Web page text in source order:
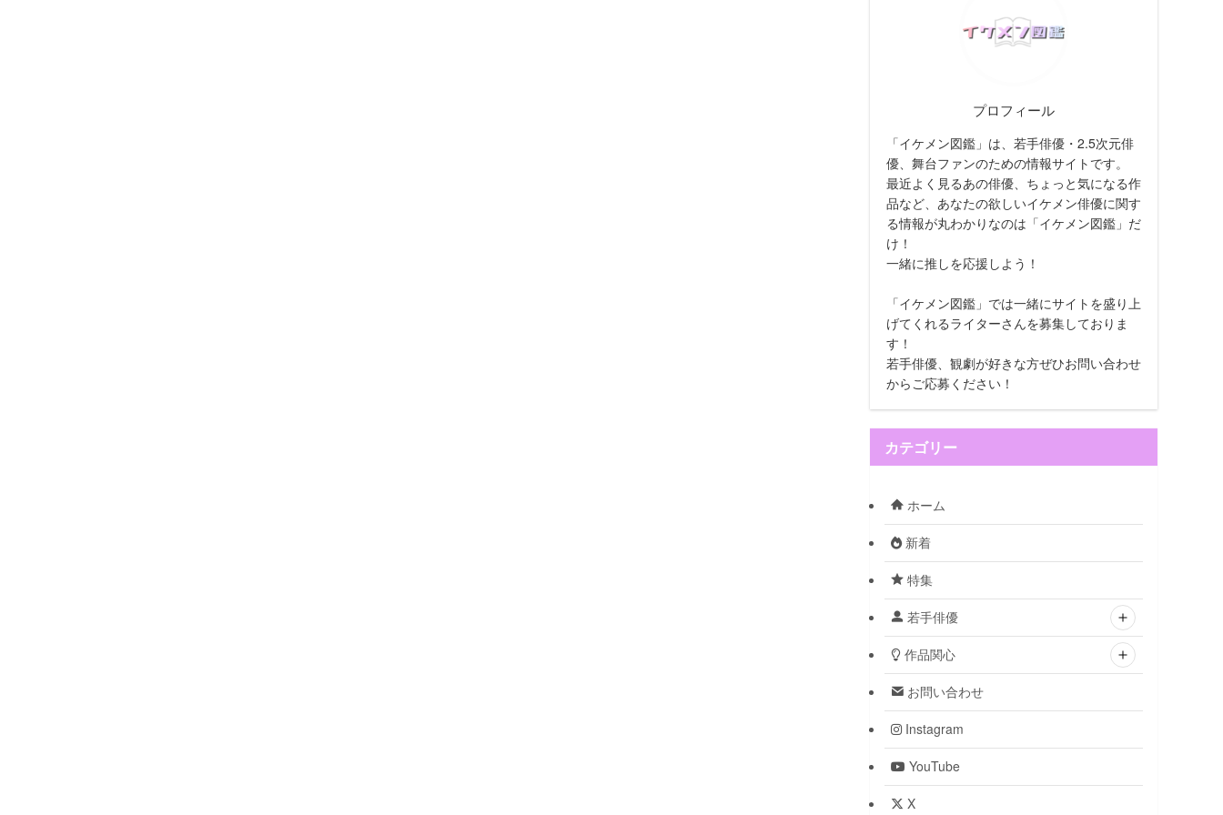
プロフィール
「イケメン図鑑」は、若手俳優・2.5次元俳
優、舞台ファンのための情報サイトです。
最近よく見るあの俳優、ちょっと気になる作
品など、あなたの欲しいイケメン俳優に関す
る情報が丸わかりなのは「イケメン図鑑」だ
け！
一緒に推しを応援しよう！
「イケメン図鑑」では一緒にサイトを盛り上
げてくれるライターさんを募集しておりま
す！
若手俳優、観劇が好きな方ぜひお問い合わせ
からご応募ください！
カテゴリー
ホーム
新着
特集
若手俳優
作品関心
お問い合わせ
Instagram
YouTube
X